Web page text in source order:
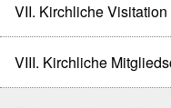
VII. Kirchliche Visitation
VIII. Kirchliche